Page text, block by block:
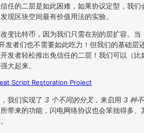
任的二层是如此困难，如果协议定型，我们
现区块空间最有价值用法的实验。
变比特币，因为我们只需在别的层扩容。当
者们也不需要如此吃力！但我们的基础层
发者轻松推出免信任的二层！我们可以（比
大起来。
Script Restoration Project
我们实现了 3 个不同的分叉 ，来启用 3 种不
带来的功能，闪电网络协议也会笨拙得多、